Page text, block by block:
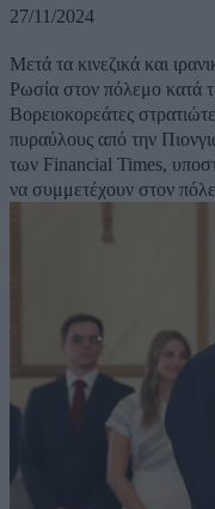
27/11/2024
Μετά τα κινεζικά και
Ρωσία στον πόλεμο κατά
Bορειοκορεάτες
πυραύλους από την
των Financial Times,
να συμμετέχουν στον